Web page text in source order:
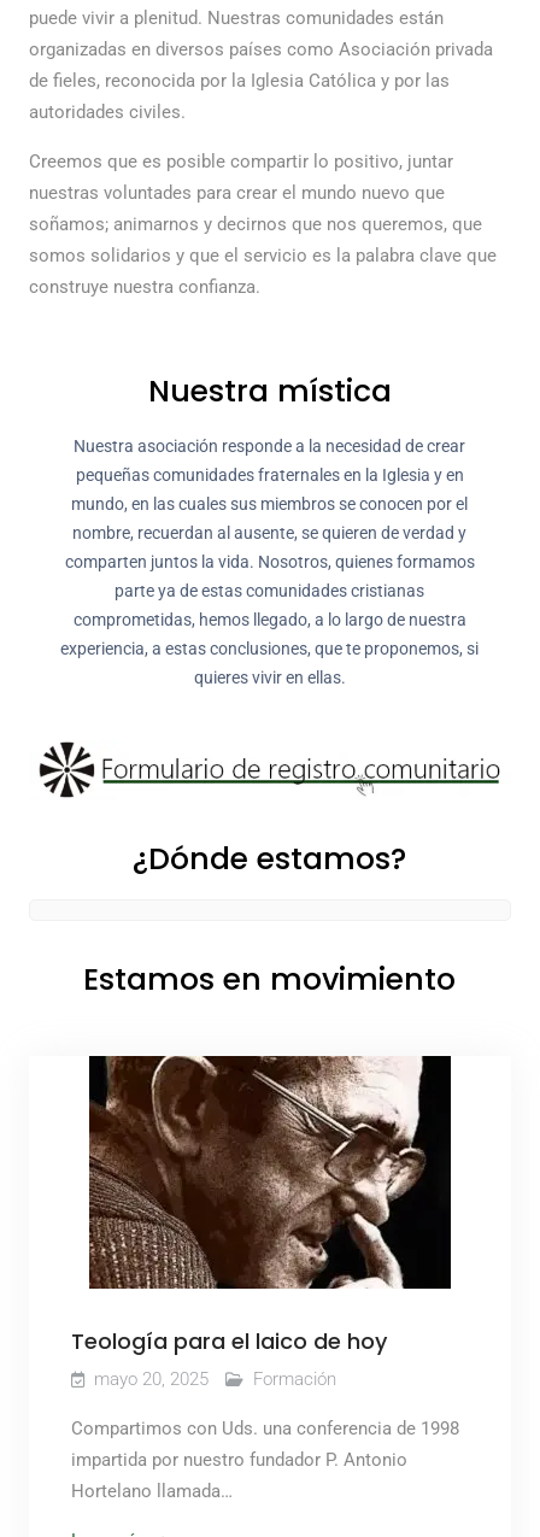
puede vivir a plenitud. Nuestras comunidades están
organizadas en diversos países como Asociación privada
de fieles, reconocida por la Iglesia Católica y por las
autoridades civiles.
Creemos que es posible compartir lo positivo, juntar
nuestras voluntades para crear el mundo nuevo que
soñamos; animarnos y decirnos que nos queremos, que
somos solidarios y que el servicio es la palabra clave que
construye nuestra confianza.
Nuestra mística
Nuestra asociación responde a la necesidad de crear
pequeñas comunidades fraternales en la Iglesia y en
mundo, en las cuales sus miembros se conocen por el
nombre, recuerdan al ausente, se quieren de verdad y
comparten juntos la vida. Nosotros, quienes formamos
parte ya de estas comunidades cristianas
comprometidas, hemos llegado, a lo largo de nuestra
experiencia, a estas conclusiones, que te proponemos, si
quieres vivir en ellas.
¿Dónde estamos?
Estamos en movimiento
Teología para el laico de hoy
mayo 20, 2025 Formación
Compartimos con Uds. una conferencia de 1998
impartida por nuestro fundador P. Antonio
Hortelano llamada…